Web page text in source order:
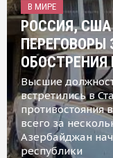
В МИРЕ
РОССИЯ, США
ПЕРЕГОВОРЫ
ОБОСТРЕНИЯ
Высшие
встретились в
противостояния
всего за
Азербайджан
республики